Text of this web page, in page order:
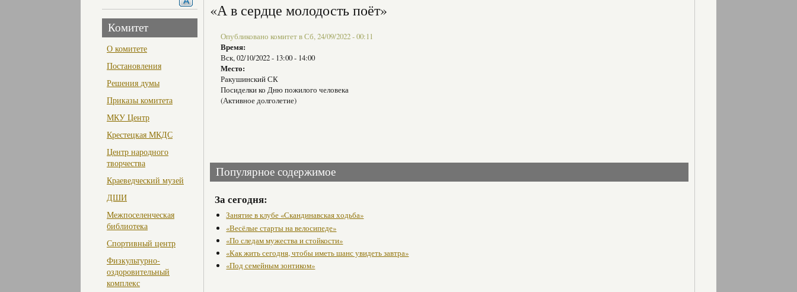
Комитет
О комитете
Постановления
Решения думы
Приказы комитета
МКУ Центр
Крестецкая МКДС
Центр народного
творчества
Краеведческий музей
ДШИ
Межпоселенческая
библиотека
Спортивный центр
Физкультурно-
оздоровительный
комплекс
«А в сердце молодость поёт»
Опубликовано комитет в Сб, 24/09/2022 - 00:11
Время:
Вск, 02/10/2022 - 13:00- 14:00
Место:
Ракушинский СК
Посиделки ко Дню пожилого человека
(Активное долголетие)
Популярное содержимое
За сегодня:
Занятие в клубе «Скандинавская ходьба»
«Весёлые старты на велосипеде»
«По следам мужества и стойкости»
«Как жить сегодня, чтобы иметь шанс увидеть завтра»
«Под семейным зонтиком»